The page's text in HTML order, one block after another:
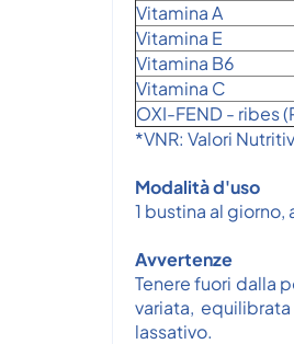
Vitamina A
Vitamina E
Vitamina B6
Vitamina C
OXI-FEND - ribes
*VNR: Valori
Modalità d'uso
1 bustina al
Avvertenze
Tenere fuori dalla
variata,
lassativo.